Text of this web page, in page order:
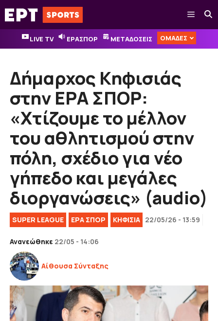
Μετάβαση
σε
περιεχόμενο
Μενού
LIVE TV ΕΡΑΣΠΟΡ ΜΕΤΑΔΟΣΕΙΣ ΟΜΑΔΕΣ
Δήμαρχος Κηφισιάς
στην ΕΡΑ ΣΠΟΡ:
«Χτίζουμε το μέλλον
του αθλητισμού στην
πόλη, σχέδιο για νέο
γήπεδο και μεγάλες
διοργανώσεις» (audio)
SUPER LEAGUE ΕΡΑ ΣΠΟΡ ΚΗΦΙΣΙΑ 22/05/26 - 13:59
Ανανεώθηκε 22/05 - 14:06
Αίθουσα Σύνταξης